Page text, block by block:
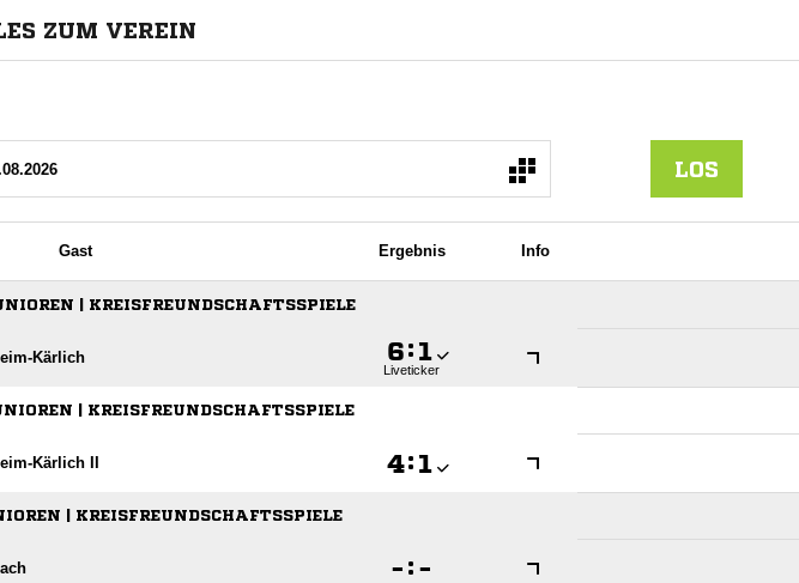
ZUM VEREIN
LOS
Gast Ergebnis Info
| KREISFREUNDSCHAFTSSPIELE
Kärlich : 
Liveticker
| KREISFREUNDSCHAFTSSPIELE
Kärlich II : 
| KREISFREUNDSCHAFTSSPIELE
 : 